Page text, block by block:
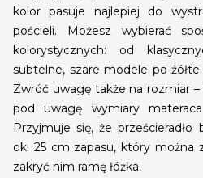
kolor pasuje najlepiej do
pościeli. Możesz wybierać
kolorystycznych: od
subtelne, szare modele po żółte
Zwróć uwagę także na rozmiar
pod uwagę wymiary
Przyjmuje się, że
ok. 25 cm zapasu, który można
zakryć nim ramę łóżka.